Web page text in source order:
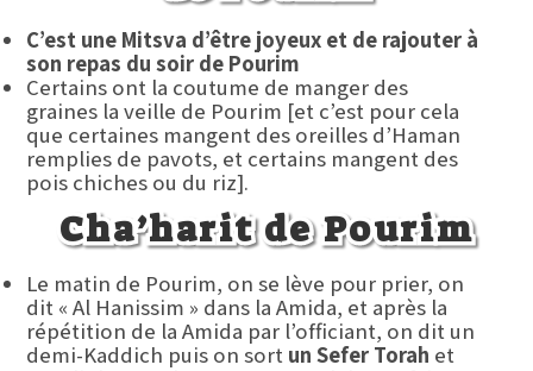
C’est une Mitsva d’être joyeux et de rajouter à
son repas du soir de Pourim
Certains ont la coutume de manger des
graines la veille de Pourim [et c’est pour cela
que certaines mangent des oreilles d’Haman
remplies de pavots, et certains mangent des
pois chiches ou du riz].
Cha’harit de Pourim
Le matin de Pourim, on se lève pour prier, on
dit « Al Hanissim » dans la Amida, et après la
répétition de la Amida par l’officiant, on dit un
demi-Kaddich puis on sort un Sefer Torah et